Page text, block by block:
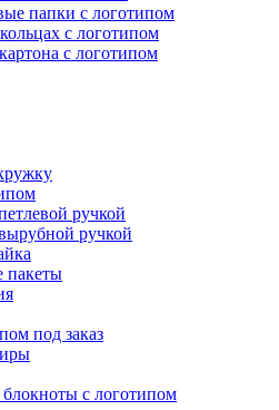
папки с логотипом
с логотипом
с логотипом
ручкой
ручкой
пакеты
под заказ
с логотипом